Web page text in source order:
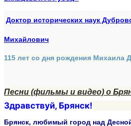
Доктор исторических наук
Михайлович
115 лет со дня рождения Михаила
Песни (фильмы и видео) о
Здравствуй, Брянск!
Брянск, любимый город над